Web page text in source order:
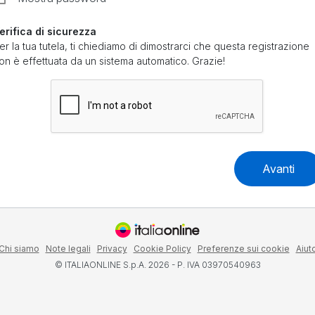
di sicurezza
la tua tutela, ti chiediamo di dimostrarci che questa registrazione
è effettuata da un sistema automatico. Grazie!
Avanti
Chi siamo Note legali Privacy Cookie Policy Preferenze sui cookie
© ITALIAONLINE S.p.A. 2026 - P. IVA 03970540963